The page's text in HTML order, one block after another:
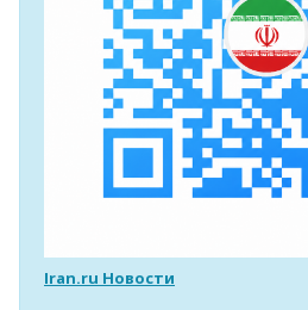
Iran.ru Новости